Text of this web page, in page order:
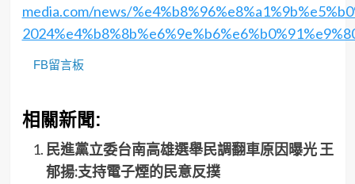
media.com/news/
FB留言板
相關新聞:
民進黨立委台南高雄選舉民調翻車原因曝光 王
郁揚:支持電子煙的民意反撲